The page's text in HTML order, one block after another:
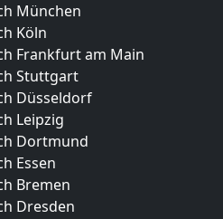
München
Köln
Frankfurt am Main
Stuttgart
Düsseldorf
Leipzig
Dortmund
Essen
Bremen
Dresden